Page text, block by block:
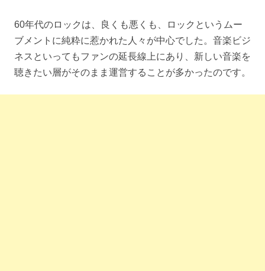
60年代のロックは、良くも悪くも、ロックというムー
ブメントに純粋に惹かれた人々が中心でした。音楽ビジ
ネスといってもファンの延長線上にあり、新しい音楽を
聴きたい層がそのまま運営することが多かったのです。